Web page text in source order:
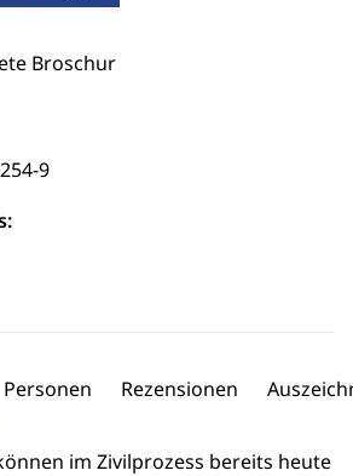
Broschur
9
Personen Rezensionen
im Zivilprozess bereits heute